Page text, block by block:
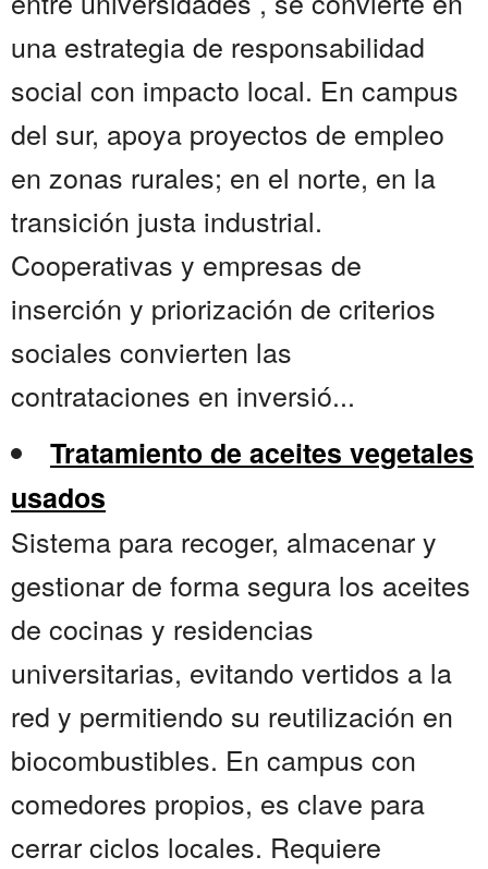
una estrategia de responsabilidad
social con impacto local. En campus
del sur, apoya proyectos de empleo
en zonas rurales; en el norte, en la
transición justa industrial.
Cooperativas y empresas de
inserción y priorización de criterios
sociales convierten las
contrataciones en inversió...
Tratamiento de aceites vegetales
usados
Sistema para recoger, almacenar y
gestionar de forma segura los aceites
de cocinas y residencias
universitarias, evitando vertidos a la
red y permitiendo su reutilización en
biocombustibles. En campus con
comedores propios, es clave para
cerrar ciclos locales. Requiere